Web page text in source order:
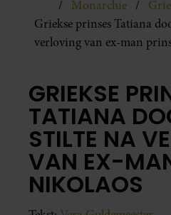
Monarchie
Griekse prinses Tatiana
verloving van ex-man
GRIEKSE
TATIANA
STILTE NA
VAN EX-
NIKOLAOS